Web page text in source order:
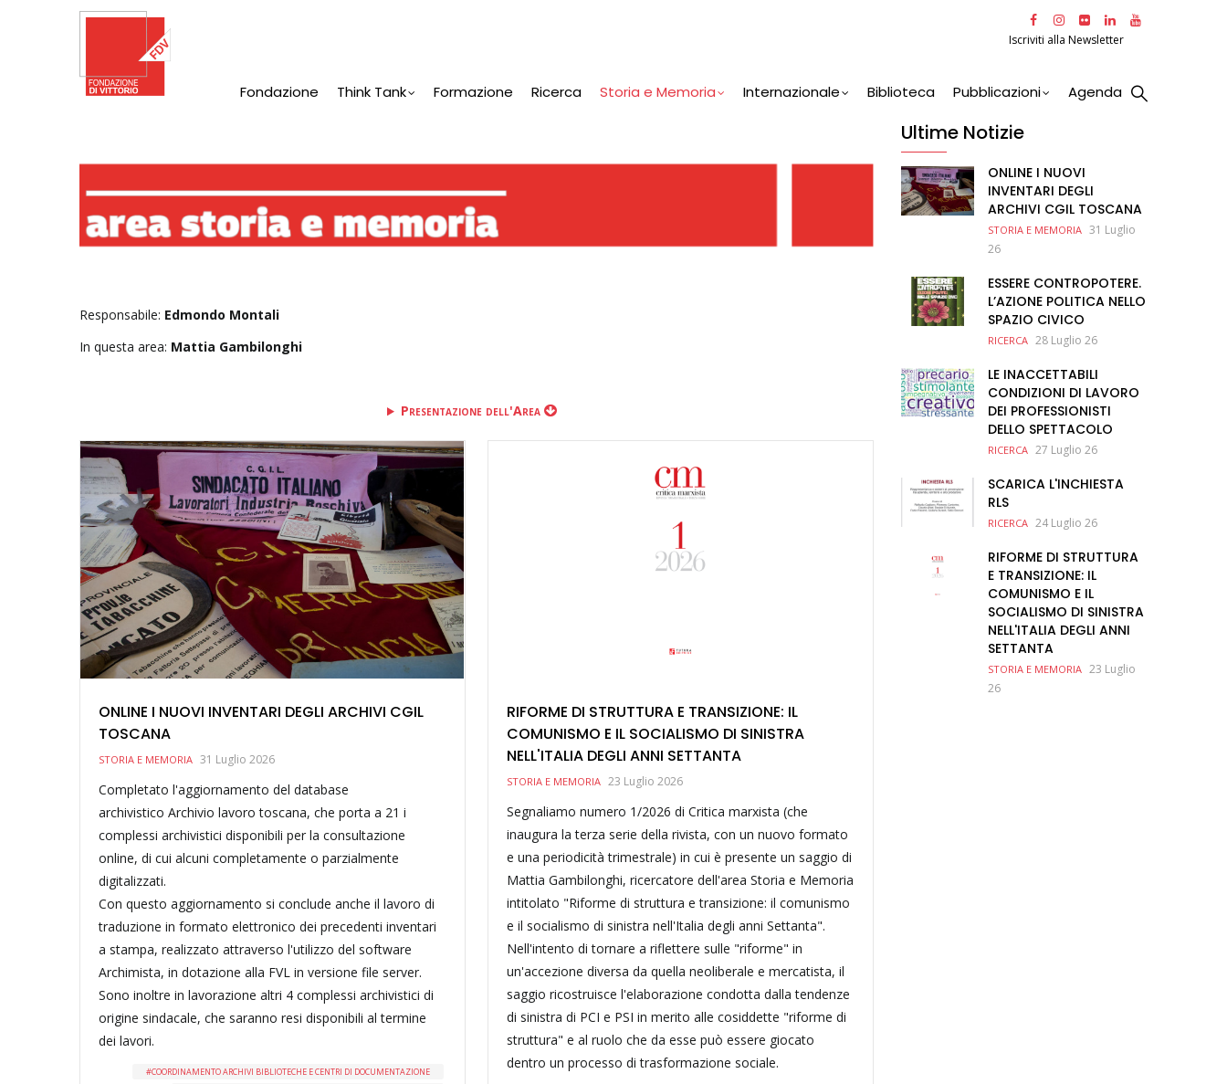
Iscriviti alla Newsletter
Fondazione Think Tank Formazione Ricerca Storia e Memoria Internazionale Biblioteca Pubblicazioni Agenda
Responsabile: Edmondo Montali
In questa area: Mattia Gambilonghi
Presentazione dell'Area
ONLINE I NUOVI INVENTARI DEGLI ARCHIVI CGIL
TOSCANA
STORIA E MEMORIA 31 Luglio 2026
Completato l'aggiornamento del database
archivistico Archivio lavoro toscana, che porta a 21 i
complessi archivistici disponibili per la consultazione
online, di cui alcuni completamente o parzialmente
digitalizzati.
Con questo aggiornamento si conclude anche il lavoro di
traduzione in formato elettronico dei precedenti inventari
a stampa, realizzato attraverso l'utilizzo del software
Archimista, in dotazione alla FVL in versione file server.
Sono inoltre in lavorazione altri 4 complessi archivistici di
origine sindacale, che saranno resi disponibili al termine
dei lavori.
COORDINAMENTO ARCHIVI BIBLIOTECHE E CENTRI DI DOCUMENTAZIONE
RIFORME DI STRUTTURA E TRANSIZIONE: IL
COMUNISMO E IL SOCIALISMO DI SINISTRA
NELL'ITALIA DEGLI ANNI SETTANTA
STORIA E MEMORIA 23 Luglio 2026
Segnaliamo numero 1/2026 di Critica marxista (che
inaugura la terza serie della rivista, con un nuovo formato
e una periodicità trimestrale) in cui è presente un saggio di
Mattia Gambilonghi, ricercatore dell'area Storia e Memoria
intitolato "Riforme di struttura e transizione: il comunismo
e il socialismo di sinistra nell'Italia degli anni Settanta".
Nell'intento di tornare a riflettere sulle "riforme" in
un'accezione diversa da quella neoliberale e mercatista, il
saggio ricostruisce l'elaborazione condotta dalla tendenze
di sinistra di PCI e PSI in merito alle cosiddette "riforme di
struttura" e al ruolo che da esse può essere giocato
dentro un processo di trasformazione sociale.
Ultime Notizie
ONLINE I NUOVI
INVENTARI DEGLI
ARCHIVI CGIL TOSCANA
STORIA E MEMORIA 31 Luglio
26
ESSERE CONTROPOTERE.
L’AZIONE POLITICA NELLO
SPAZIO CIVICO
RICERCA 28 Luglio 26
LE INACCETTABILI
CONDIZIONI DI LAVORO
DEI PROFESSIONISTI
DELLO SPETTACOLO
RICERCA 27 Luglio 26
SCARICA L'INCHIESTA
RLS
RICERCA 24 Luglio 26
RIFORME DI STRUTTURA
E TRANSIZIONE: IL
COMUNISMO E IL
SOCIALISMO DI SINISTRA
NELL'ITALIA DEGLI ANNI
SETTANTA
STORIA E MEMORIA 23 Luglio
26